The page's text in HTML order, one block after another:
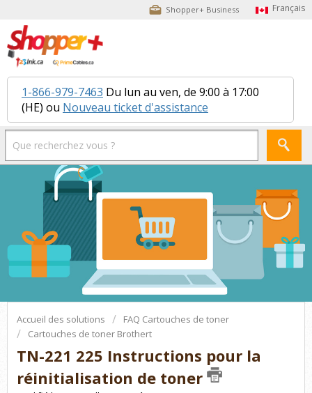
Shopper+ Business
1-866-979-7463 Du lun au ven, de 9:00 à 17:00
(HE) ou Nouveau ticket d'assistance
Accueil des solutions
FAQ Cartouches de toner
Cartouches de toner Brothert
TN-221 225 Instructions pour la
réinitialisation de toner